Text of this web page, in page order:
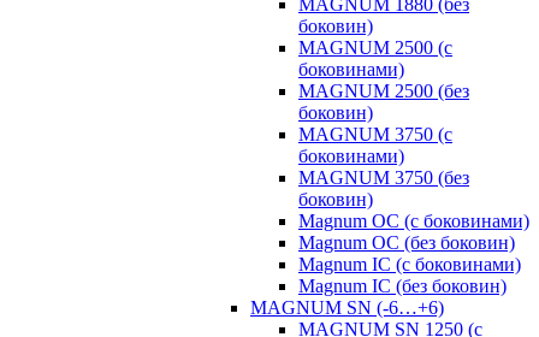
MAGNUM 1880 (без
боковин)
MAGNUM 2500 (с
боковинами)
MAGNUM 2500 (без
боковин)
MAGNUM 3750 (с
боковинами)
MAGNUM 3750 (без
боковин)
Magnum OC (с боковинами)
Magnum OC (без боковин)
Magnum IC (с боковинами)
Magnum IC (без боковин)
MAGNUM SN (-6…+6)
MAGNUM SN 1250 (с